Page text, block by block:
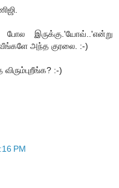
இருக்கு.'யோவ்..'என்று
அந்த குரலை. :-)
:-)
PM